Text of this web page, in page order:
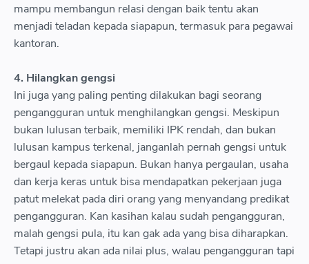
mampu membangun relasi dengan baik tentu akan
menjadi teladan kepada siapapun, termasuk para pegawai
kantoran.
4. Hilangkan gengsi
Ini juga yang paling penting dilakukan bagi seorang
pengangguran untuk menghilangkan gengsi. Meskipun
bukan lulusan terbaik, memiliki IPK rendah, dan bukan
lulusan kampus terkenal, janganlah pernah gengsi untuk
bergaul kepada siapapun. Bukan hanya pergaulan, usaha
dan kerja keras untuk bisa mendapatkan pekerjaan juga
patut melekat pada diri orang yang menyandang predikat
pengangguran. Kan kasihan kalau sudah pengangguran,
malah gengsi pula, itu kan gak ada yang bisa diharapkan.
Tetapi justru akan ada nilai plus, walau pengangguran tapi